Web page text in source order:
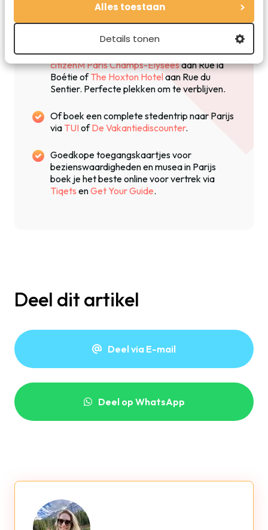
Alles toestaan
Details tonen
Reis met de trein. Boek online goedkope
treintickets naar Parijs viaNS International.
Mooie hotels, in de stijl van Emily in Paris, zijn
citizenM Paris Champs-Élyséesaan Rue la
Boétie ofThe Hoxton Hotel aan Rue du
Sentier. Perfecte plekken om te verblijven.
Of boek een complete stedentrip naar Parijs
via TUIofDe Vakantiediscounter.
Goedkope toegangskaartjes voor
bezienswaardigheden en musea in Parijs
boek je het beste online voor vertrek via
Tiqets enGet Your Guide.
Deel dit artikel
Deel via E-mail
Deel op WhatsApp